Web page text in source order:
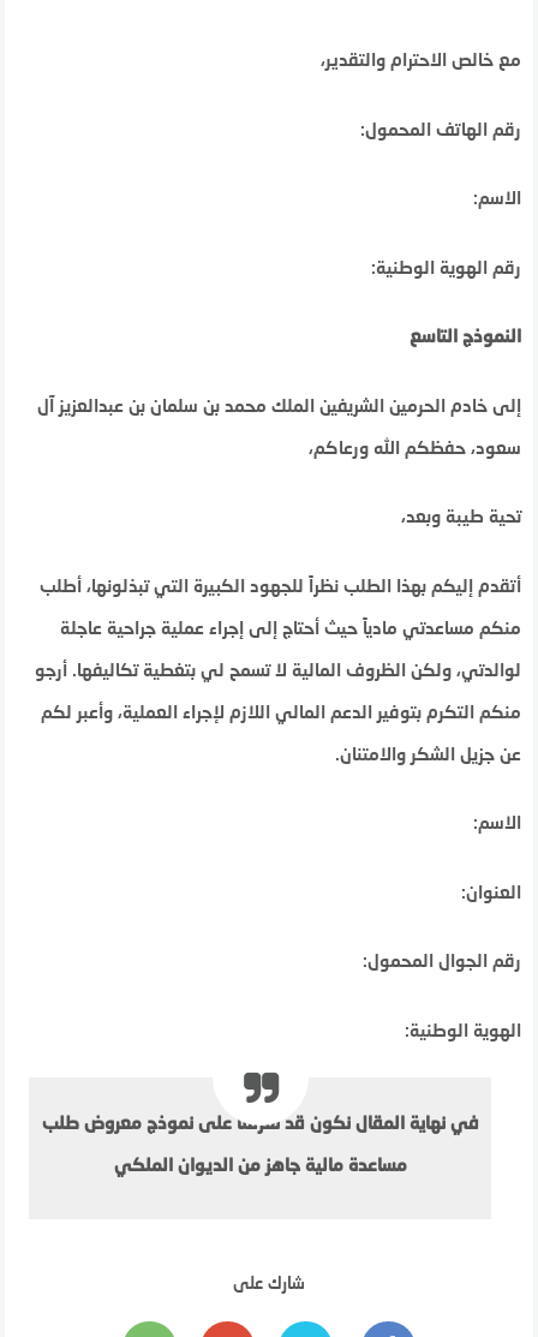
مع خالص الاحترام والتقدير،
رقم الهاتف المحمول:
الاسم:
رقم الهوية الوطنية:
النموذج التاسع
إلى خادم الحرمين الشريفين الملك محمد بن سلمان بن عبدالعزيز آل
سعود، حفظكم الله ورعاكم،
تحية طيبة وبعد،
أتقدم إليكم بهذا الطلب نظراً للجهود الكبيرة التي تبذلونها، أطلب
منكم مساعدتي مادياً حيث أحتاج إلى إجراء عملية جراحية عاجلة
لوالدتي، ولكن الظروف المالية لا تسمح لي بتغطية تكاليفها. أرجو
منكم التكرم بتوفير الدعم المالي اللازم لإجراء العملية، وأعبر لكم
عن جزيل الشكر والامتنان.
الاسم:
العنوان:
رقم الجوال المحمول:
الهوية الوطنية:
في نهاية المقال نكون قد تعرفنا على نموذج معروض طلب
مساعدة مالية جاهز من الديوان الملكي
شارك على